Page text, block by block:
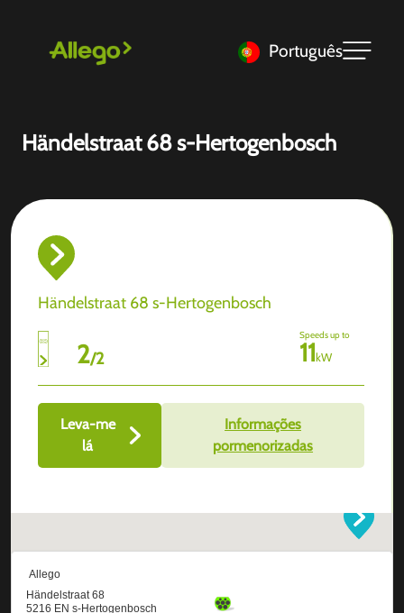
Português
Händelstraat 68 s-Hertogenbosch
Händelstraat 68 s-Hertogenbosch
2/2
Speeds up to
11kW
Leva-me
lá
Informações
pormenorizadas